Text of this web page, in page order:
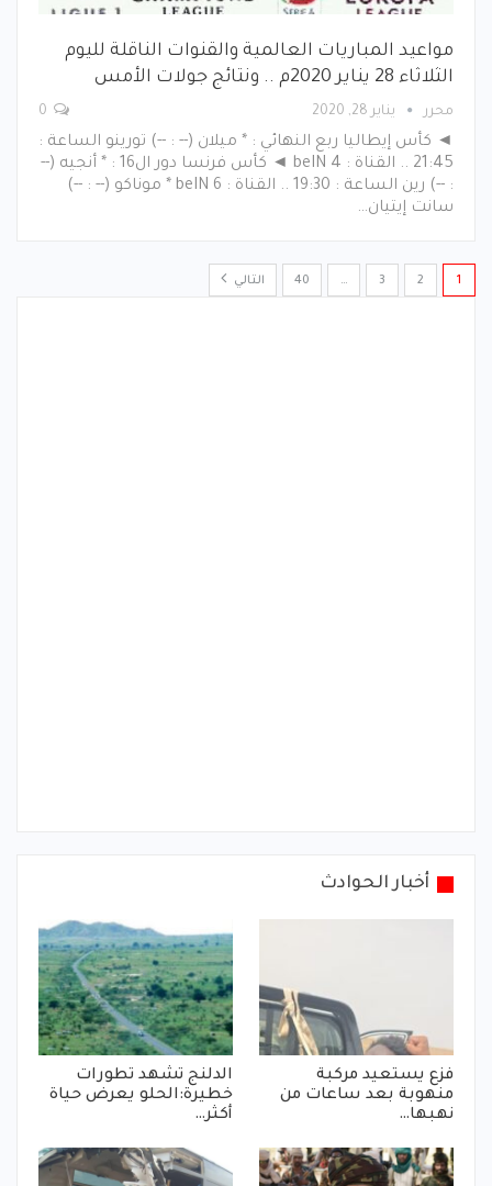
مواعيد المباريات العالمية والقنوات الناقلة لليوم
الثلاثاء 28 يناير 2020م .. ونتائج جولات الأمس
محرر يناير 28, 2020
◄ كأس إيطاليا ربع النهائي : * ميلان (-- : --) تورينو الساعة :
21:45 .. القناة : beIN 4 ◄ كأس فرنسا دور ال16 : * أنجيه (--
: --) رين الساعة : 19:30 .. القناة : beIN 6 * موناكو (-- : --)
سانت إيتيان…
1
2
3
…
40 التالي
أخبار الحوادث
فزع يستعيد مركبة
منهوبة بعد ساعات من
نهبها…
الدلنج تشهد تطورات
خطيرة:الحلو يعرض حياة
أكثر…